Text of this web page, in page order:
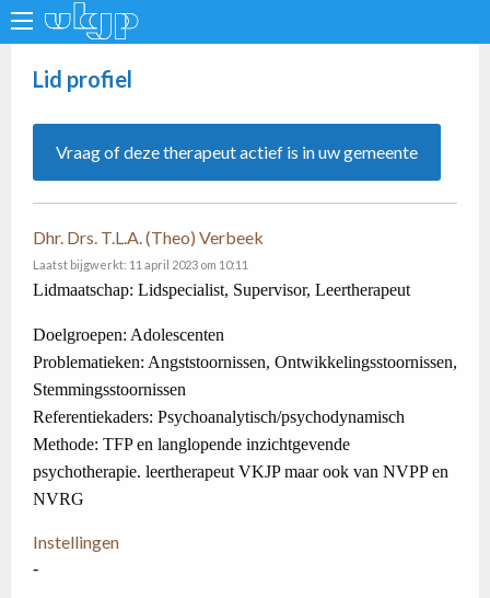
Lid profiel
Vraag of deze therapeut actief is in uw gemeente
Dhr. Drs. T.L.A. (Theo) Verbeek
Laatst bijgwerkt: 11 april 2023 om 10:11
Lidmaatschap: Lidspecialist, Supervisor, Leertherapeut
Doelgroepen: Adolescenten
Problematieken: Angststoornissen, Ontwikkelingsstoornissen,
Stemmingsstoornissen
Referentiekaders: Psychoanalytisch/psychodynamisch
Methode: TFP en langlopende inzichtgevende
psychotherapie. leertherapeut VKJP maar ook van NVPP en
NVRG
Instellingen
-